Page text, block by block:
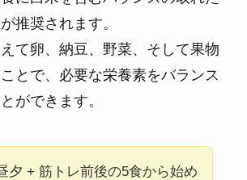
推奨されます。
て卵、納豆、野菜、そして果物
とで、必要な栄養素をバランス
ができます。
夕 + 筋トレ前後の5食から始め